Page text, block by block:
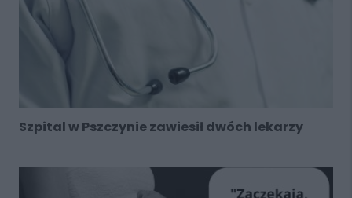
Szpital w Pszczynie zawiesił dwóch lekarzy